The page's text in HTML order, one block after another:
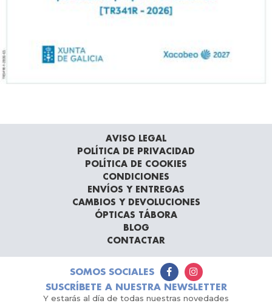
AVISO LEGAL
POLÍTICA DE PRIVACIDAD
POLÍTICA DE COOKIES
CONDICIONES
ENVÍOS Y ENTREGAS
CAMBIOS Y DEVOLUCIONES
ÓPTICAS TÁBORA
BLOG
CONTACTAR
SOMOS SOCIALES
SUSCRÍBETE A NUESTRA NEWSLETTER
Y estarás al día de todas nuestras novedades